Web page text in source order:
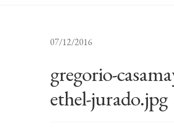
07/12/2016
gregorio-
ethel-jurado.jpg